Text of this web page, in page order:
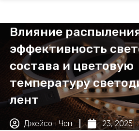
Влияние
эффективность
состава и цветовую
температуру
лент
Джейсон Чен 23, 2025